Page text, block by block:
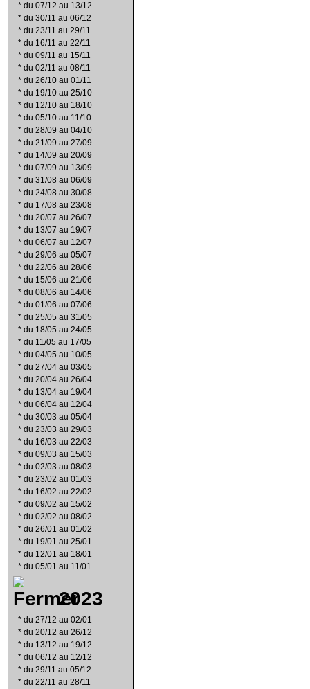
* du 07/12 au 13/12
* du 30/11 au 06/12
* du 23/11 au 29/11
* du 16/11 au 22/11
* du 09/11 au 15/11
* du 02/11 au 08/11
* du 26/10 au 01/11
* du 19/10 au 25/10
* du 12/10 au 18/10
* du 05/10 au 11/10
* du 28/09 au 04/10
* du 21/09 au 27/09
* du 14/09 au 20/09
* du 07/09 au 13/09
* du 31/08 au 06/09
* du 24/08 au 30/08
* du 17/08 au 23/08
* du 20/07 au 26/07
* du 13/07 au 19/07
* du 06/07 au 12/07
* du 29/06 au 05/07
* du 22/06 au 28/06
* du 15/06 au 21/06
* du 08/06 au 14/06
* du 01/06 au 07/06
* du 25/05 au 31/05
* du 18/05 au 24/05
* du 11/05 au 17/05
* du 04/05 au 10/05
* du 27/04 au 03/05
* du 20/04 au 26/04
* du 13/04 au 19/04
* du 06/04 au 12/04
* du 30/03 au 05/04
* du 23/03 au 29/03
* du 16/03 au 22/03
* du 09/03 au 15/03
* du 02/03 au 08/03
* du 23/02 au 01/03
* du 16/02 au 22/02
* du 09/02 au 15/02
* du 02/02 au 08/02
* du 26/01 au 01/02
* du 19/01 au 25/01
* du 12/01 au 18/01
* du 05/01 au 11/01
2023
* du 27/12 au 02/01
* du 20/12 au 26/12
* du 13/12 au 19/12
* du 06/12 au 12/12
* du 29/11 au 05/12
* du 22/11 au 28/11